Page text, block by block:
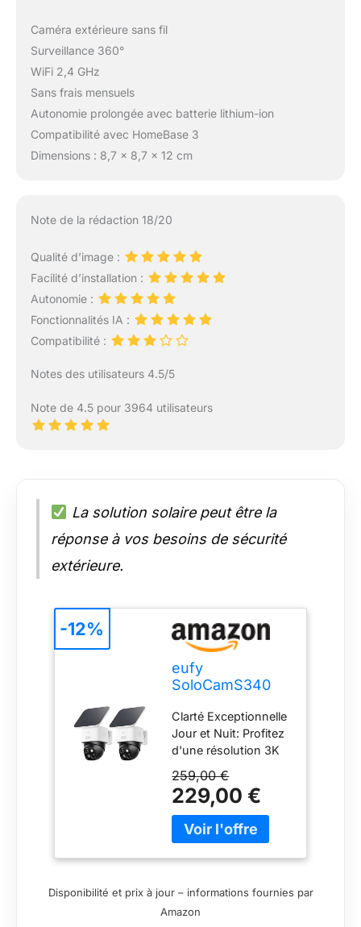
Caméra extérieure sans fil
Surveillance 360°
WiFi 2,4 GHz
Sans frais mensuels
Autonomie prolongée avec batterie lithium-ion
Compatibilité avec HomeBase 3
Dimensions : 8,7 x 8,7 x 12 cm
Note de la rédaction 18/20
Qualité d’image :
Facilité d’installation :
Autonomie :
Fonctionnalités IA :
Compatibilité :
Notes des utilisateurs 4.5/5
Note de 4.5 pour 3964 utilisateurs
La solution solaire peut être la
réponse à vos besoins de sécurité
extérieure.
eufy
SoloCamS340
Surveillance WiFi
extérieur sans Fil
Clarté Exceptionnelle
Jour et Nuit: Profitez
d'une résolution 3K
zoom 8× pour
identifier clairement
toute activité autour
de votre domicile, de
surveillance WiFi
Vision Panoramique
259,00 €
229,00 €
-12%
Disponibilité et prix à jour – informations fournies par
Amazon